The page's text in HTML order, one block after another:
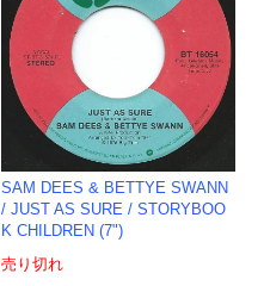
SAM DEES & BETTYE SWANN
/ JUST AS SURE / STORYBOO
K CHILDREN (7")
売り切れ